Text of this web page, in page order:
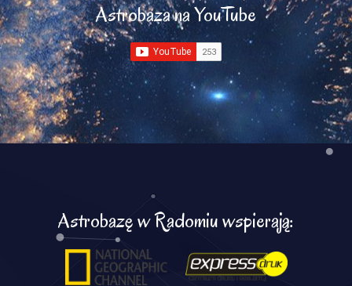
Astrobaza na YouTube
Astrobazę w Radomiu wspierają: